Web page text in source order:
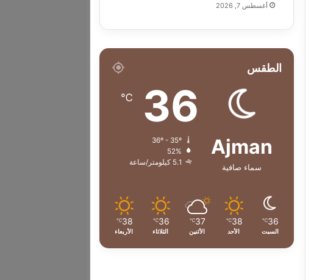
أغسطس 7, 2026
الطقس
Ajman
سماء صافية
36
℃
52%
5.1 كيلومتر/ساعة
36
℃
السبت
38
℃
الأحد
37
℃
الأثنين
36
℃
الثلاثاء
38
℃
الأربعاء